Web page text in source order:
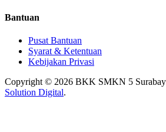
Bantuan
Pusat Bantuan
Syarat & Ketentuan
Kebijakan Privasi
Copyright © 2026 BKK SMKN 5
Solution Digital.